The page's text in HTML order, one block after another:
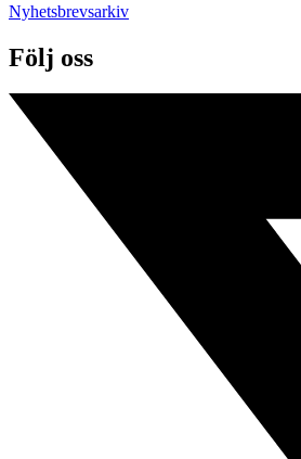
Nyhetsbrevsarkiv
Följ oss